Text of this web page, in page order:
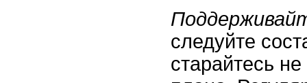
следуйте
старайтесь